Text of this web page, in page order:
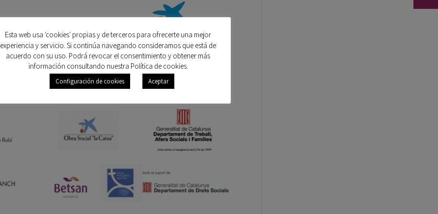
Esta web usa 'cookies' propias y de terceros para ofrecerte una mejor
experiencia y servicio. Si continúa navegando consideramos que está de
acuerdo con su uso. Podrá revocar el consentimiento y obtener más
información consultando nuestra Política de cookies.
Configuración de cookies Aceptar